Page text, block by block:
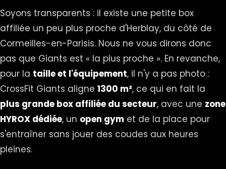
Soyons transparents : il existe une petite box
affiliée un peu plus proche d'Herblay, du côté de
Cormeilles-en-Parisis. Nous ne vous dirons donc
pas que Giants est « la plus proche ». En revanche,
pour la taille et l'équipement, il n'y a pas photo :
CrossFit Giants aligne 1300 m², ce qui en fait la
plus grande box affiliée du secteur, avec une zone
HYROX dédiée, un open gym et de la place pour
s'entraîner sans jouer des coudes aux heures
pleines.